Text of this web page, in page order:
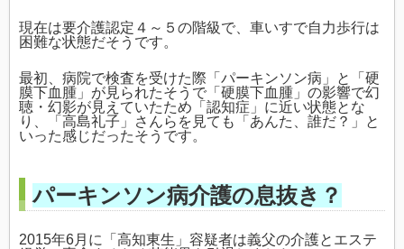
現在は要介護認定４～５の階級で、車いすで自力歩行は
困難な状態だそうです。
最初、病院で検査を受けた際「パーキンソン病」と「硬
膜下血腫」が見られたそうで「硬膜下血腫」の影響で幻
聴・幻影が見えていたため「認知症」に近い状態とな
り、「高島礼子」さんらを見ても「あんた、誰だ？」と
いった感じだったそうです。
パーキンソン病介護の息抜き？
2015年6月に「高知東生」容疑者は義父の介護とエステ